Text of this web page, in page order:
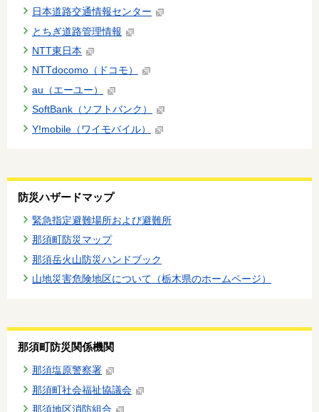
日本道路交通情報センター
とちぎ道路管理情報
NTT東日本
NTTdocomo（ドコモ）
au（エーユー）
SoftBank（ソフトバンク）
Y!mobile（ワイモバイル）
防災ハザードマップ
緊急指定避難場所および避難所
那須町防災マップ
那須岳火山防災ハンドブック
山地災害危険地区について（栃木県のホームページ）
那須町防災関係機関
那須塩原警察署
那須町社会福祉協議会
那須地区消防組合